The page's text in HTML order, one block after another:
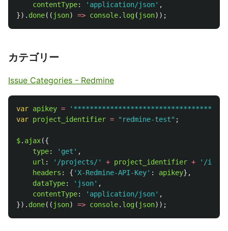
contentType: ' application/json' ,
}). done(( json) => console. log( json));
カテゴリー
Issue Categories - Redmine
var apikey = '
var project_identifier = " redmine-test" ;
$. ajax({
type: ' get ' ,
url : ' /projects/' + project_identifier + ' /
headers : { ' X-Redmine-API-Key' : apikey},
dataType: ' json' ,
contentType: ' application/json' ,
}). done(( json) => console. log( json));